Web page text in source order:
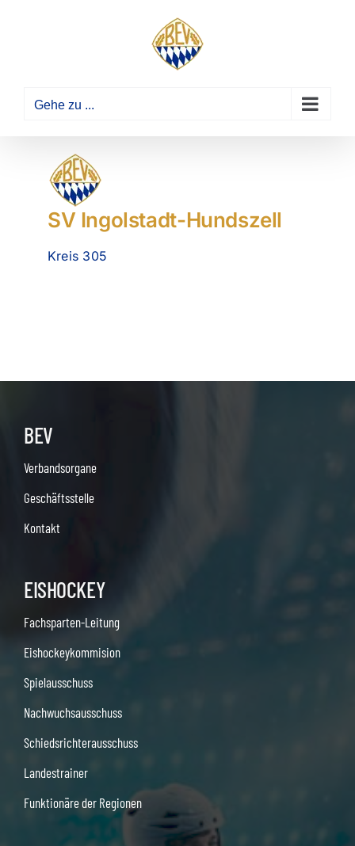
Gehe zu ...
SV Ingolstadt-Hundszell
Kreis 305
BEV
Verbandsorgane
Geschäftsstelle
Kontakt
EISHOCKEY
Fachsparten-Leitung
Eishockeykommision
Spielausschuss
Nachwuchsausschuss
Schiedsrichterausschuss
Landestrainer
Funktionäre der Regionen